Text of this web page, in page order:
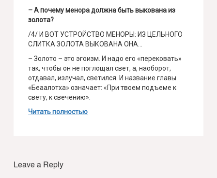
– А почему менора должна быть выкована из
золота?
/4/ И ВОТ УСТРОЙСТВО МЕНОРЫ: ИЗ ЦЕЛЬНОГО
СЛИТКА ЗОЛОТА ВЫКОВАНА ОНА…
– Золото – это эгоизм. И надо его «перековать»
так, чтобы он не поглощал свет, а, наоборот,
отдавал, излучал, светился. И название главы
«Беаалотха» означает: «При твоем подъеме к
свету, к свечению».
Читать полностью
Leave a Reply